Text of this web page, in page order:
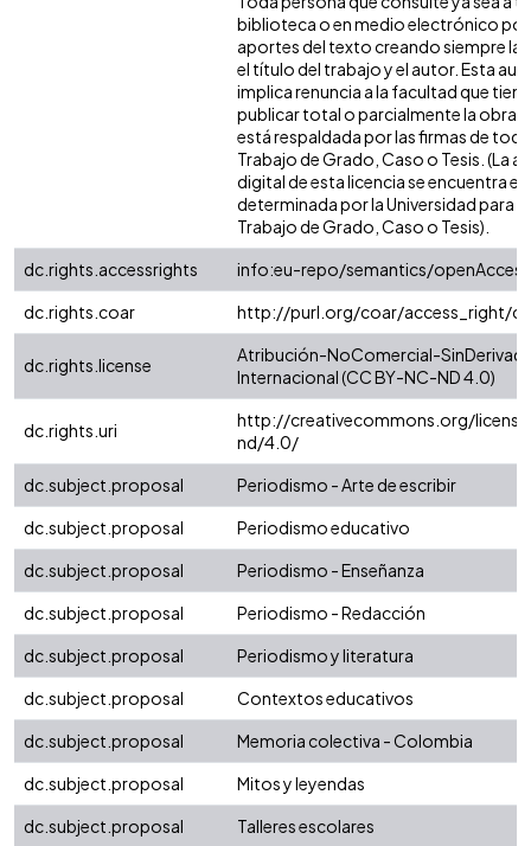
biblioteca o en medio electrónico
aportes del texto creando siempre la
el título del trabajo y el autor. Esta
implica renuncia a la facultad que tiene
publicar total o parcialmente la obra.
está respaldada por las firmas de
Trabajo de Grado, Caso o Tesis. (La
digital de esta licencia se encuentra
determinada por la Universidad para
Trabajo de Grado, Caso o Tesis).
dc.rights.accessrights
info:eu-repo/semantics/openAccess
dc.rights.coar
http://purl.org/coar/access_right/
dc.rights.license
Atribución-NoComercial-
Internacional (CC BY-NC-ND 4.0)
dc.rights.uri
http://creativecommons.org/
nd/4.0/
dc.subject.proposal
Periodismo - Arte de escribir
dc.subject.proposal
Periodismo educativo
dc.subject.proposal
Periodismo - Enseñanza
dc.subject.proposal
Periodismo - Redacción
dc.subject.proposal
Periodismo y literatura
dc.subject.proposal
Contextos educativos
dc.subject.proposal
Memoria colectiva - Colombia
dc.subject.proposal
Mitos y leyendas
dc.subject.proposal
Talleres escolares